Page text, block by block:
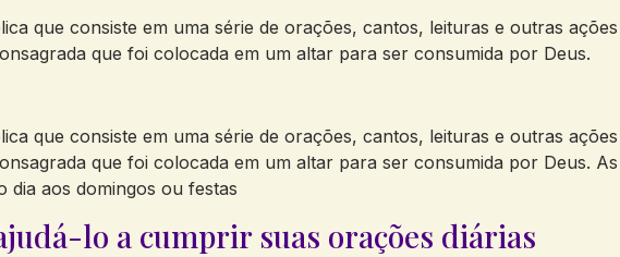
que consiste em uma série de orações, cantos, leituras e outras
que foi colocada em um altar para ser consumida por Deus.
que consiste em uma série de orações, cantos, leituras e outras
que foi colocada em um altar para ser consumida por Deus.
dia aos domingos ou festas
lo a cumprir suas orações diárias